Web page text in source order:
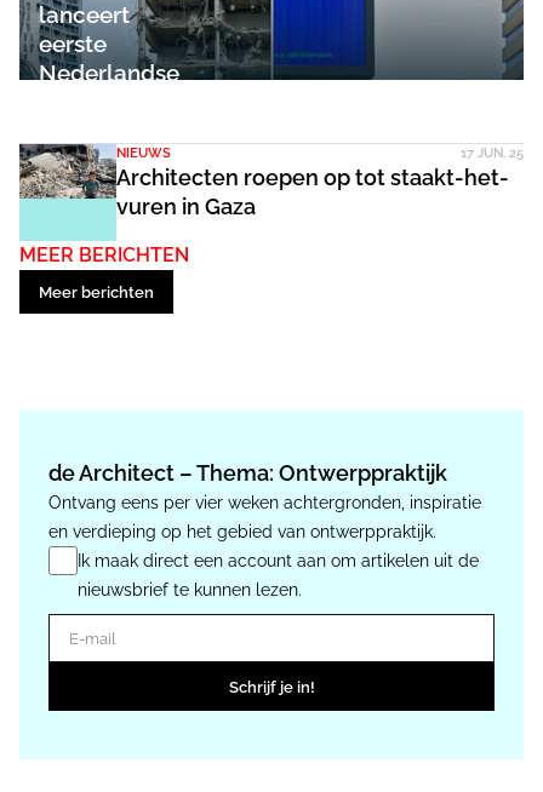
lanceert
eerste
Nederlandse
NIEUWS 17 JUN. 25
Architecten roepen op tot staakt-het-
vuren in Gaza
MEER BERICHTEN
Meer berichten
de Architect – Thema: Ontwerppraktijk
Ontvang eens per vier weken achtergronden, inspiratie
en verdieping op het gebied van ontwerppraktijk.
Ik maak direct een account aan om artikelen uit de
nieuwsbrief te kunnen lezen.
E-mail
Schrijf je in!